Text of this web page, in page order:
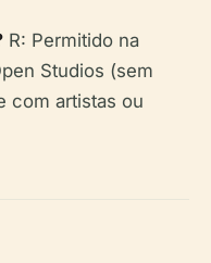
R: Permitido na
Studios (sem
com artistas ou